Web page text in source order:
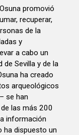
promovió
recuperar,
de la
y
a cabo un
de Sevilla y de la
ha creado
arqueológicos
se han
las más 200
información
ha dispuesto un